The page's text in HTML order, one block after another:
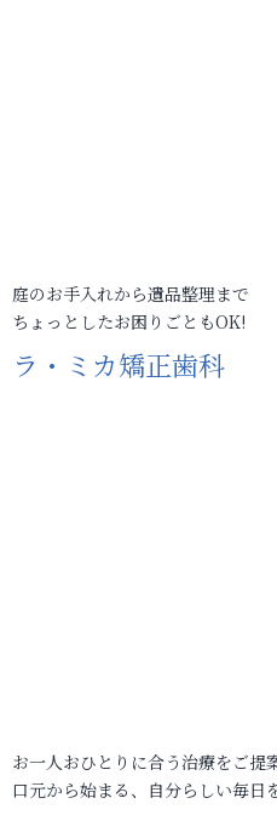
庭のお手入れから遺品整理まで
ちょっとしたお困りごともOK!
ラ・ミカ矯正歯科
お一人おひとりに合う治療をご提
口元から始まる、自分らしい毎日